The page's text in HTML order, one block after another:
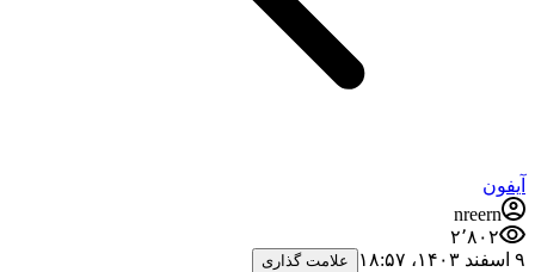
آیفون
nreern
۲٬۸۰۲
۹ اسفند ۱۴۰۳،‏ ۱۸:۵۷
علامت گذاری